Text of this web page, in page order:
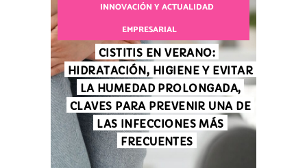
INNOVACIÓN Y ACTUALIDAD
EMPRESARIAL
CISTITIS EN VERANO:
HIDRATACIÓN, HIGIENE Y EVITAR
LA HUMEDAD PROLONGADA,
CLAVES PARA PREVENIR UNA DE
LAS INFECCIONES MÁS
FRECUENTES